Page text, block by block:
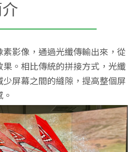
影像，通過光纖傳輸出來，從
果。相比傳統的拼接方式，光纖
屏幕之間的縫隙，提高整個屏